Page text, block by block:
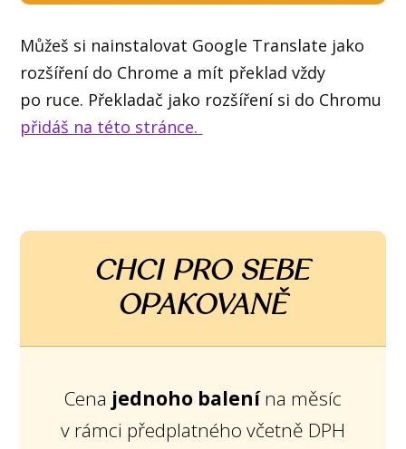
Můžeš si nainstalovat Google Translate jako
rozšíření do Chrome a mít překlad vždy
po ruce. Překladač jako rozšíření si do Chromu
přidáš na této stránce.
CHCI PRO SEBE
OPAKOVANĚ
Cena jednoho balenína měsíc
v rámci předplatného včetně DPH